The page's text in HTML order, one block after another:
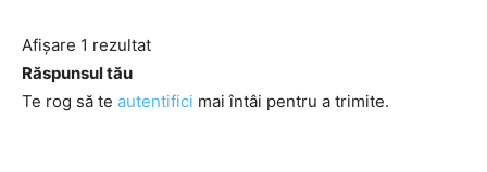
Afișare 1 rezultat
Răspunsul tău
Te rog să te autentifici mai întâi pentru a trimite.